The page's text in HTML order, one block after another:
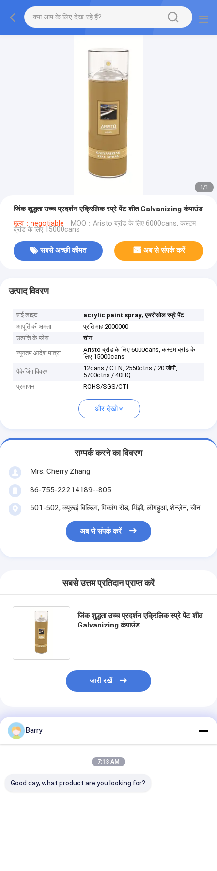
1/1
जिंक शुद्धता उच्च प्रदर्शन एक्रिलिक स्प्रे पेंट शीत Galvanizing कंपाउंड
मूल्य：negotiable MOQ：Aristo ब्रांड के लिए 6000cans, कस्टम
ब्रांड के लिए 15000cans
सबसे अच्छी कीमत अब से संपर्क करें
उत्पाद विवरण
हाई लाइट acrylic paint spray,एयरोसोल स्प्रे पेंट
आपूर्ति की क्षमता
प्रति माह 2000000
उत्पत्ति के प्लेस
चीन
न्यूनतम आदेश मात्रा
Aristo ब्रांड के लिए 6000cans, कस्टम ब्रांड के
लिए 15000cans
पैकेजिंग विवरण
12cans / CTN, 2550ctns / 20 जीपी,
5700ctns / 40HQ
प्रमाणन
ROHS/SGS/CTI
और देखो
सम्पर्क करने का विवरण
Mrs. Cherry Zhang
86-755-22214189--805
501-502, क्यूरूई बिल्डिंग, मिंकांग रोड, मिंझी, लोंगहुआ, शेन्ज़ेन, चीन
अब से संपर्क करें
सबसे उत्तम प्रतिदान प्राप्त करें
जिंक शुद्धता उच्च प्रदर्शन एक्रिलिक स्प्रे पेंट शीत
Galvanizing कंपाउंड
जारी रखें
अनुशंसित उत्पाद
Barry
7:13 AM
Good day, what product are you looking for?